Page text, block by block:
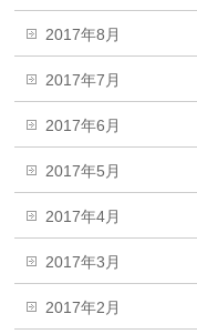
2017年8月
2017年7月
2017年6月
2017年5月
2017年4月
2017年3月
2017年2月